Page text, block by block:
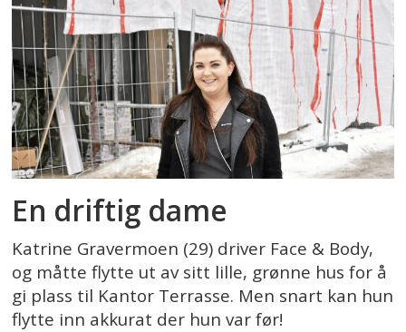
En driftig dame
Katrine Gravermoen (29) driver Face & Body,
og måtte flytte ut av sitt lille, grønne hus for å
gi plass til Kantor Terrasse. Men snart kan hun
flytte inn akkurat der hun var før!